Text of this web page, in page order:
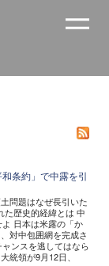
条約」で中露を引
問題はなぜ長引いた
た歴史的経緯とは 中
日本は米露の「か
対中包囲網を完成さ
ンスを逃してはなら
統領が9月12日、